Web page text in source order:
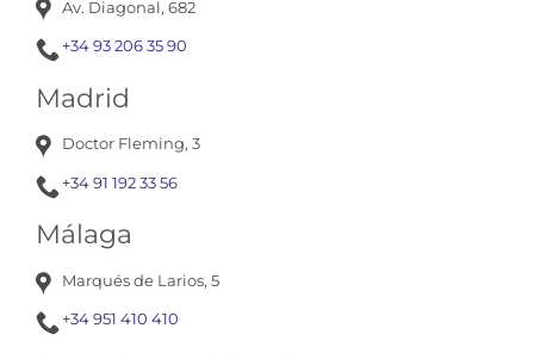
Av. Diagonal, 682
+34 93 206 35 90
Madrid
Doctor Fleming, 3
+34 91 192 33 56
Málaga
Marqués de Larios, 5
+34 951 410 410